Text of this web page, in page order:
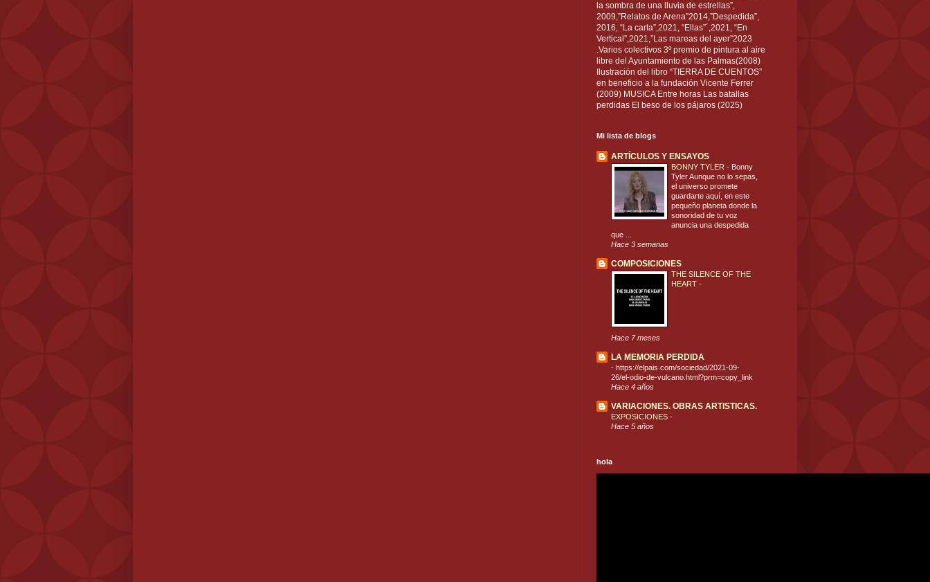
la sombra de una lluvia de estrellas”,
2009,”Relatos de Arena”2014,”Despedida”,
2016, “La carta”,2021, “Ellas”´,2021, “En
Vertical”,2021,”Las mareas del ayer”2023
.Varios colectivos 3º premio de pintura al aire
libre del Ayuntamiento de las Palmas(2008)
Ilustración del libro “TIERRA DE CUENTOS”
en beneficio a la fundación Vicente Ferrer
(2009) MUSICA Entre horas Las batallas
perdidas El beso de los pájaros (2025)
Mi lista de blogs
ARTÍCULOS Y ENSAYOS
BONNY TYLER - Bonny
Tyler Aunque no lo sepas,
el universo promete
guardarte aquí, en este
pequeño planeta donde la
sonoridad de tu voz
anuncia una despedida
que ...
Hace 3 semanas
COMPOSICIONES
THE SILENCE OF THE
HEART -
Hace 7 meses
LA MEMORIA PERDIDA
- https://elpais.com/sociedad/2021-09-
26/el-odio-de-vulcano.html?prm=copy_link
Hace 4 años
VARIACIONES. OBRAS ARTISTICAS.
EXPOSICIONES -
Hace 5 años
hola